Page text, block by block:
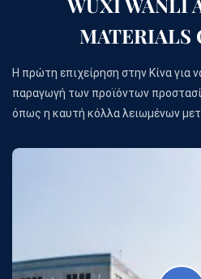
MATERIALS
Η πρώτη επιχείρηση στην Κίνα για
παραγωγή των προϊόντων
όπως η καυτή κόλλα λειωμένων